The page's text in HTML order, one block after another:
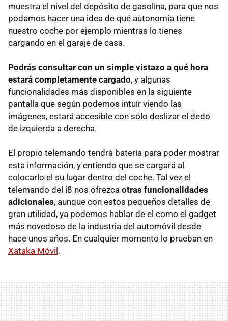
muestra el nivel del depósito de gasolina, para que nos
podamos hacer una idea de qué autonomía tiene
nuestro coche por ejemplo mientras lo tienes
cargando en el garaje de casa.
Podrás consultar con un simple vistazo a qué hora
estará completamente cargado, y algunas
funcionalidades más disponibles en la siguiente
pantalla que según podemos intuír viendo las
imágenes, estará accesible con sólo deslizar el dedo
de izquierda a derecha.
El propio telemando tendrá batería para poder mostrar
esta información, y entiendo que se cargará al
colocarlo el su lugar dentro del coche. Tal vez el
telemando del i8 nos ofrezca otras funcionalidades
adicionales, aunque con estos pequeños detalles de
gran utilidad, ya podemos hablar de el como el gadget
más novedoso de la industria del automóvil desde
hace unos años. En cualquier momento lo prueban en
Xataka Móvil.